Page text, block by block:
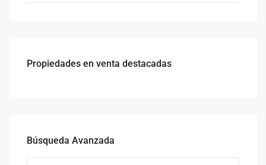
Propiedades en venta destacadas
Búsqueda Avanzada